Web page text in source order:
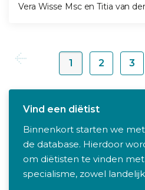
Vera Wisse Msc enTitia van
1 2 3
Vind een diëtist
Binnenkort starten we
de database. Hierdoor
om diëtisten te vinden
specialisme, zowel